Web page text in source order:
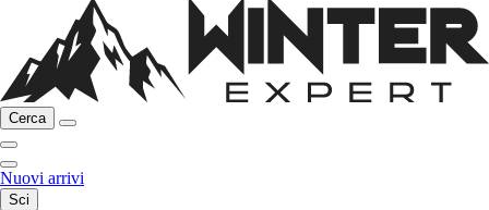
Cerca
Nuovi arrivi
Sci